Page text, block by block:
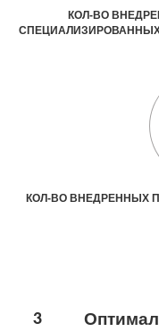
КОЛ-ВО
КОЛ-ВО ВНЕДРЕННЫХ
3